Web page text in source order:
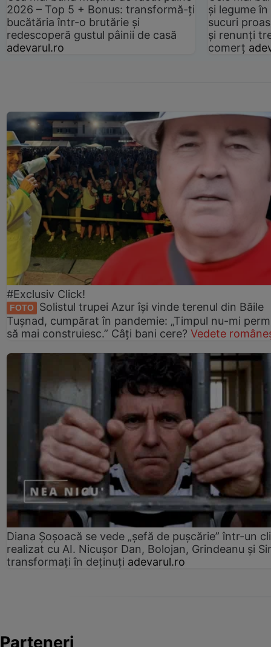
2026 – Top 5 + Bonus: transformă-ți
bucătăria într-o brutărie și
redescoperă gustul pâinii de casă
adevarul.ro
și legume
sucuri
și renunți
comerț
#Exclusiv Click!
FOTO
Solistul trupei Azur își vinde terenul din Băile
Tușnad, cumpărat în pandemie: „Timpul nu-mi
să mai construiesc.” Câți bani cere? Vedete
Diana Șoșoacă se vede „șefă de pușcărie” într-un
realizat cu AI. Nicușor Dan, Bolojan, Grindeanu și
transformați în deținuți adevarul.ro
Parteneri